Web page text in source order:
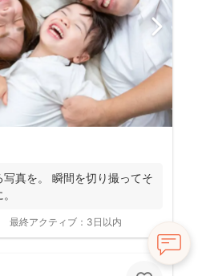
真を。 瞬間を切り撮ってそ
最終アクティブ： 3日以内